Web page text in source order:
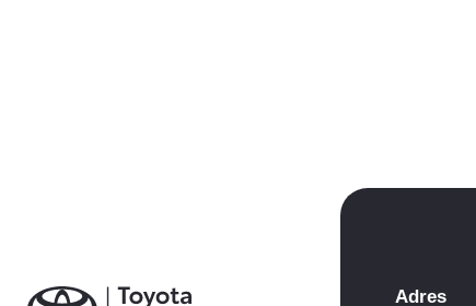
Adres